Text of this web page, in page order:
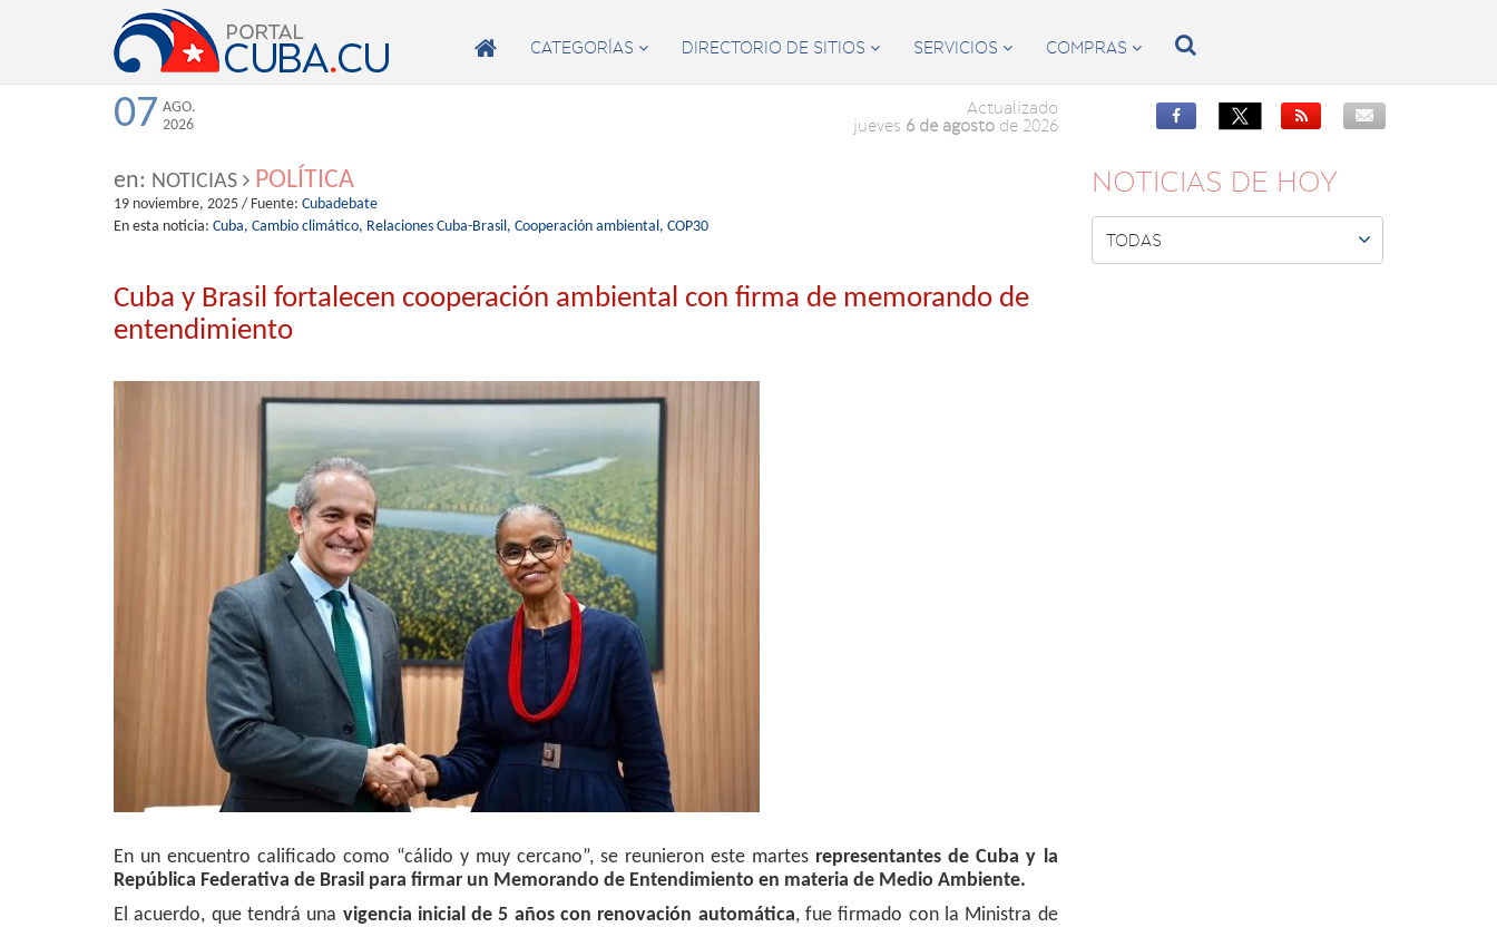
 CATEGORÍAS  DIRECTORIO DE SITIOS  SERVICIOS  COMPRAS  
07 AGO.
2026
Actualizado
jueves 6 de agostode 2026


en: NOTICIAS POLÍTICA
19 noviembre, 2025 / Fuente: Cubadebate
En esta noticia: Cuba, Cambio climático, Relaciones Cuba-Brasil, Cooperación ambiental, COP30
Cuba y Brasil fortalecen cooperación ambiental con firma de memorando de
entendimiento
En un encuentro calificado como “cálido y muy cercano”, se reunieron este martes representantes de Cuba y la
República Federativa de Brasil para firmar un Memorando de Entendimiento en materia de Medio Ambiente.
El acuerdo, que tendrá una vigencia inicial de 5 años con renovación automática, fue firmado con la Ministra de
NOTICIAS DE HOY
TODAS 